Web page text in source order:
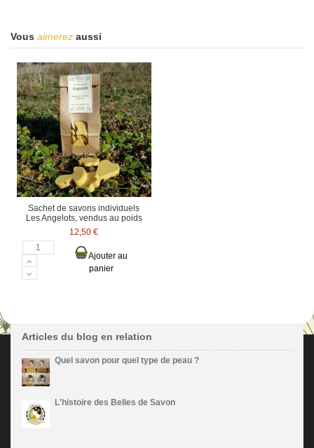
Vous aimerez aussi
Sachet de savons individuels
Les Angelots, vendus au poids
12,50 €
Ajouter au
panier
Articles du blog en relation
Quel savon pour quel type de peau ?
L'histoire des Belles de Savon